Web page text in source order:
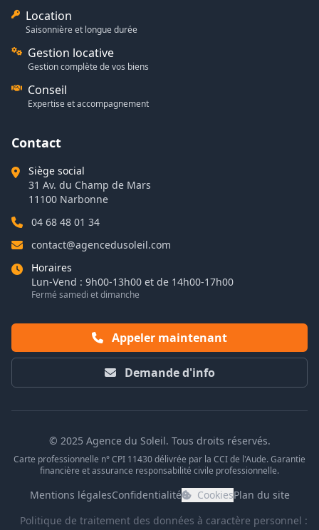
Location
Saisonnière et longue durée
Gestion locative
Gestion complète de vos biens
Conseil
Expertise et accompagnement
Contact
Siège social
31 Av. du Champ de Mars
11100 Narbonne
04 68 48 01 34
contact@agencedusoleil.com
Horaires
Lun-Vend : 9h00-13h00 et de 14h00-17h00
Fermé samedi et dimanche
Appeler maintenant
Demande d'info
© 2025 Agence du Soleil. Tous droits réservés.
Carte professionnelle n° CPI 11430 délivrée par la CCI de l'Aude. Garantie
financière et assurance responsabilité civile professionnelle.
Mentions légalesConfidentialité CookiesPlan du site
Politique de traitement des données à caractère personnel :